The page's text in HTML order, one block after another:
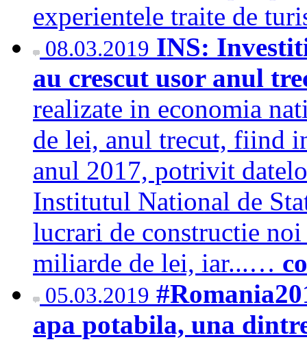
experientele traite de
08.03.2019 INS:
au crescut usor anul
realizate in economia
de lei, anul trecut, fiind
anul 2017, potrivit
Institutul National de
lucrari de constructie
miliarde de lei, iar...…
05.03.2019
apa potabila, una